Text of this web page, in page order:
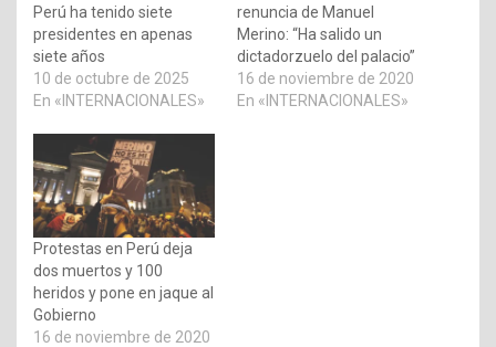
Perú ha tenido siete
presidentes en apenas
siete años
10 de octubre de 2025
En «INTERNACIONALES»
renuncia de Manuel
Merino: “Ha salido un
dictadorzuelo del palacio”
16 de noviembre de 2020
En «INTERNACIONALES»
Protestas en Perú deja
dos muertos y 100
heridos y pone en jaque al
Gobierno
16 de noviembre de 2020